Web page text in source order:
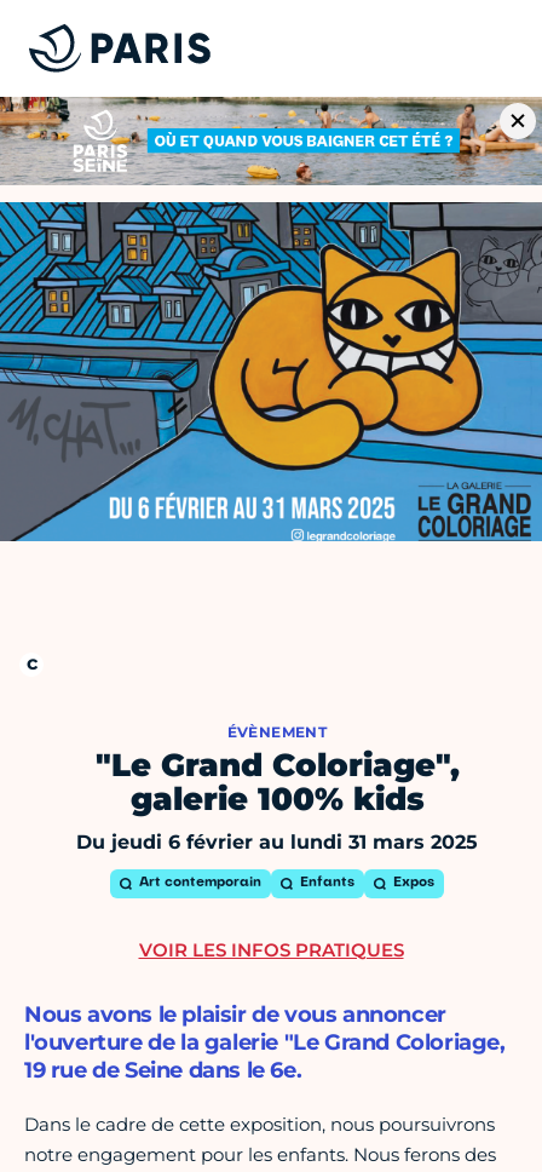
ÉVÈNEMENT
"Le Grand Coloriage",
galerie 100% kids
Du jeudi 6 février au lundi 31 mars 2025
Art contemporain Enfants Expos
Nous avons le plaisir de vous annoncer
l'ouverture de la galerie "Le Grand Coloriage,
19 rue de Seine dans le 6e.
Dans le cadre de cette exposition, nous poursuivrons
notre engagement pour les enfants. Nous ferons des
VOIR LES INFOS PRATIQUES